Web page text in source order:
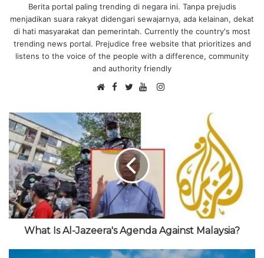
Berita portal paling trending di negara ini. Tanpa prejudis
menjadikan suara rakyat didengari sewajarnya, ada kelainan, dekat
di hati masyarakat dan pemerintah. Currently the country's most
trending news portal. Prejudice free website that prioritizes and
listens to the voice of the people with a difference, community
and authority friendly
e
b
s
i
e
F
c
e
b
o
o
k
w
i
t
t
e
r
u
b
e
I
g
What Is Al-Jazeera's Agenda Against Malaysia?